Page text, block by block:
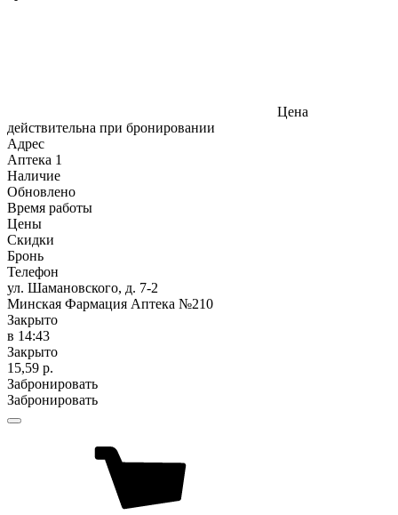
Цена
действительна при бронировании
Адрес
Аптека 1
Наличие
Обновлено
Время работы
Цены
Скидки
Бронь
Телефон
ул. Шамановского, д. 7-2
Минская Фармация Аптека №210
Закрыто
в 14:43
Закрыто
15,59 р.
Забронировать
Забронировать